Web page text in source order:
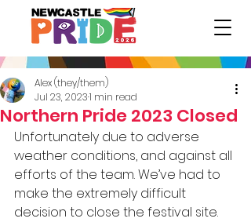
Northern Pride 2023 Closed
Alex (they/them)
Jul 23, 20231 min read
Unfortunately due to adverse
weather conditions, and against all
efforts of the team. We’ve had to
make the extremely difficult
decision to close the festival site.